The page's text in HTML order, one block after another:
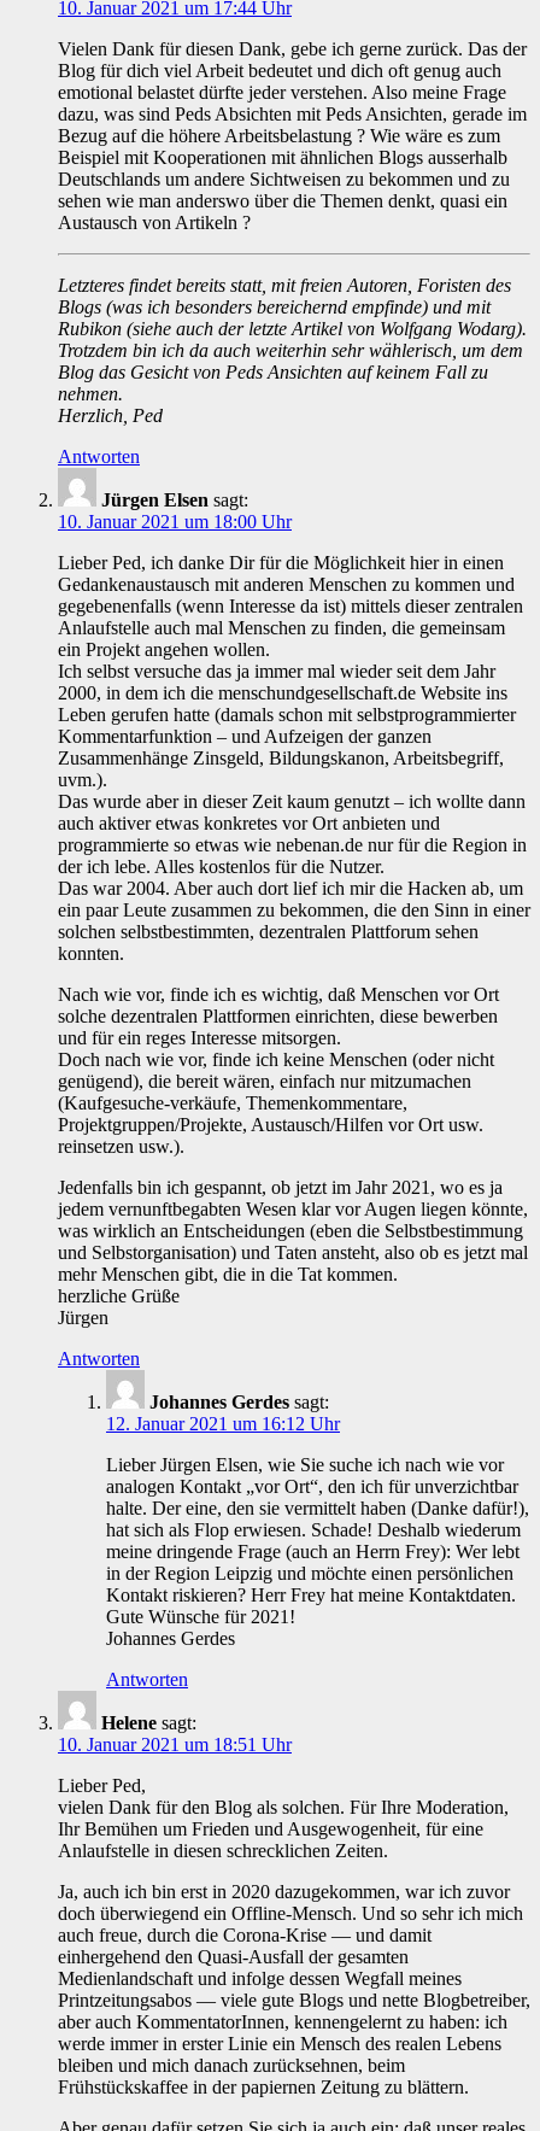
10. Januar 2021 um 17:44 Uhr
Vielen Dank für diesen Dank, gebe ich gerne zurück. Das der
Blog für dich viel Arbeit bedeutet und dich oft genug auch
emotional belastet dürfte jeder verstehen. Also meine Frage
dazu, was sind Peds Absichten mit Peds Ansichten, gerade im
Bezug auf die höhere Arbeitsbelastung ? Wie wäre es zum
Beispiel mit Kooperationen mit ähnlichen Blogs ausserhalb
Deutschlands um andere Sichtweisen zu bekommen und zu
sehen wie man anderswo über die Themen denkt, quasi ein
Austausch von Artikeln ?
Letzteres findet bereits statt, mit freien Autoren, Foristen des
Blogs (was ich besonders bereichernd empfinde) und mit
Rubikon (siehe auch der letzte Artikel von Wolfgang Wodarg).
Trotzdem bin ich da auch weiterhin sehr wählerisch, um dem
Blog das Gesicht von Peds Ansichten auf keinem Fall zu
nehmen.
Herzlich, Ped
Antworten
Jürgen Elsen sagt:
10. Januar 2021 um 18:00 Uhr
Lieber Ped, ich danke Dir für die Möglichkeit hier in einen
Gedankenaustausch mit anderen Menschen zu kommen und
gegebenenfalls (wenn Interesse da ist) mittels dieser zentralen
Anlaufstelle auch mal Menschen zu finden, die gemeinsam
ein Projekt angehen wollen.
Ich selbst versuche das ja immer mal wieder seit dem Jahr
2000, in dem ich die menschundgesellschaft.de Website ins
Leben gerufen hatte (damals schon mit selbstprogrammierter
Kommentarfunktion – und Aufzeigen der ganzen
Zusammenhänge Zinsgeld, Bildungskanon, Arbeitsbegriff,
uvm.).
Das wurde aber in dieser Zeit kaum genutzt – ich wollte dann
auch aktiver etwas konkretes vor Ort anbieten und
programmierte so etwas wie nebenan.de nur für die Region in
der ich lebe. Alles kostenlos für die Nutzer.
Das war 2004. Aber auch dort lief ich mir die Hacken ab, um
ein paar Leute zusammen zu bekommen, die den Sinn in einer
solchen selbstbestimmten, dezentralen Plattforum sehen
konnten.
Nach wie vor, finde ich es wichtig, daß Menschen vor Ort
solche dezentralen Plattformen einrichten, diese bewerben
und für ein reges Interesse mitsorgen.
Doch nach wie vor, finde ich keine Menschen (oder nicht
genügend), die bereit wären, einfach nur mitzumachen
(Kaufgesuche-verkäufe, Themenkommentare,
Projektgruppen/Projekte, Austausch/Hilfen vor Ort usw.
reinsetzen usw.).
Jedenfalls bin ich gespannt, ob jetzt im Jahr 2021, wo es ja
jedem vernunftbegabten Wesen klar vor Augen liegen könnte,
was wirklich an Entscheidungen (eben die Selbstbestimmung
und Selbstorganisation) und Taten ansteht, also ob es jetzt mal
mehr Menschen gibt, die in die Tat kommen.
herzliche Grüße
Jürgen
Antworten
Johannes Gerdes sagt:
12. Januar 2021 um 16:12 Uhr
Lieber Jürgen Elsen, wie Sie suche ich nach wie vor
analogen Kontakt „vor Ort“, den ich für unverzichtbar
halte. Der eine, den sie vermittelt haben (Danke dafür!),
hat sich als Flop erwiesen. Schade! Deshalb wiederum
meine dringende Frage (auch an Herrn Frey): Wer lebt
in der Region Leipzig und möchte einen persönlichen
Kontakt riskieren? Herr Frey hat meine Kontaktdaten.
Gute Wünsche für 2021!
Johannes Gerdes
Antworten
Helene sagt:
10. Januar 2021 um 18:51 Uhr
Lieber Ped,
vielen Dank für den Blog als solchen. Für Ihre Moderation,
Ihr Bemühen um Frieden und Ausgewogenheit, für eine
Anlaufstelle in diesen schrecklichen Zeiten.
Ja, auch ich bin erst in 2020 dazugekommen, war ich zuvor
doch überwiegend ein Offline-Mensch. Und so sehr ich mich
auch freue, durch die Corona-Krise — und damit
einhergehend den Quasi-Ausfall der gesamten
Medienlandschaft und infolge dessen Wegfall meines
Printzeitungsabos — viele gute Blogs und nette Blogbetreiber,
aber auch KommentatorInnen, kennengelernt zu haben: ich
werde immer in erster Linie ein Mensch des realen Lebens
bleiben und mich danach zurücksehnen, beim
Frühstückskaffee in der papiernen Zeitung zu blättern.